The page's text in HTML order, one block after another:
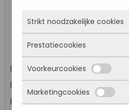
Evenement: Rondleiding
Datum: 12-07-2026 om 14:00
Prijs per ticket regulier: €7,50
Kind
Locatie: Fort Sabina
Strikt noodzakelijke cookies
Deze cookies zorgen
überhaupt werkt. Ze zijn
kunnen niet worden
ze alleen geplaatst als jij
inloggen, een formulier
privacyvoorkeuren
Prestatiecookies
Met deze cookies zien we
bezocht wordt, waar
komen en welke pagina’s
kunnen we de website
Voorkeurcookies
Deze cookies onthouden
Bijvoorbeeld taalkeuze of
Marketingcookies